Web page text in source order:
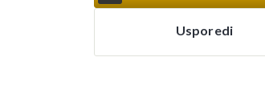
Usporedi